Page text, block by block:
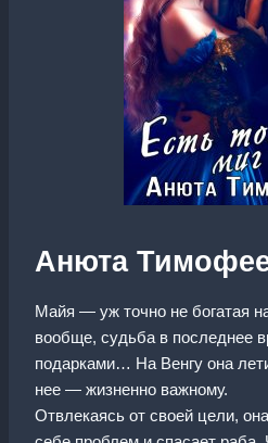
Анюта
Майя — уж точно не богатая
вообще, судьба в последнее
подарками… На Венгу она
нее — жизненно важному.
Отвлекаясь от своей цели,